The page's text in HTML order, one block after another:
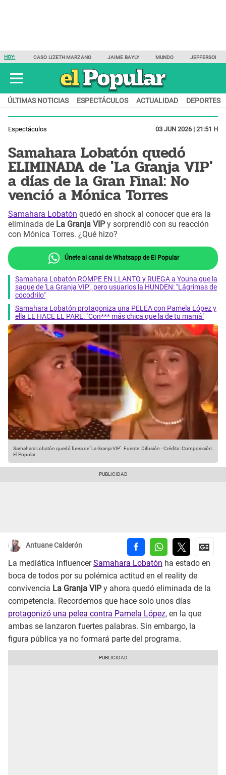
HOY: CASO LIZETH MARZANO JAIME BAYLY MUNDO JEFFERSON
ÚLTIMAS NOTICIAS ESPECTÁCULOS ACTUALIDAD DEPORTES
Espectáculos 03 JUN 2026 | 21:51 H
Samahara Lobatón quedó
ELIMINADA de 'La Granja VIP'
a días de la Gran Final: No
venció a Mónica Torres
Samahara Lobatón quedó en shock al conocer que era la
eliminada de La Granja VIPy sorprendió con su reacción
con Mónica Torres. ¿Qué hizo?
Únete al canal de Whatsapp de El Popular
Samahara Lobatón ROMPE EN LLANTO y RUEGA a Youna que la
saque de 'La Granja VIP', pero usuarios la HUNDEN: "Lágrimas de
cocodrilo"
Samahara Lobatón protagoniza una PELEA con Pamela López y
ella LE HACE EL PARE: "Con*** más chica que la de tu mamá"
Samahara Lobatón quedó fuera de 'La Granja VIP'. Fuente: Difusión -Crédito: Composición:
El Popular
Antuane Calderón
La mediática influencerSamahara Lobatón ha estado en
boca de todos por su polémica actitud en el reality de
convivencia La Granja VIPy ahora quedó eliminada de la
competencia. Recordemos que hace solo unos días
protagonizó una pelea contra Pamela López, en la que
ambas se lanzaron fuertes palabras. Sin embargo, la
figura pública ya no formará parte del programa.